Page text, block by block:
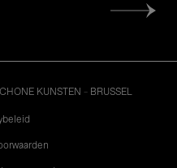
KUNSTEN - BRUSSEL